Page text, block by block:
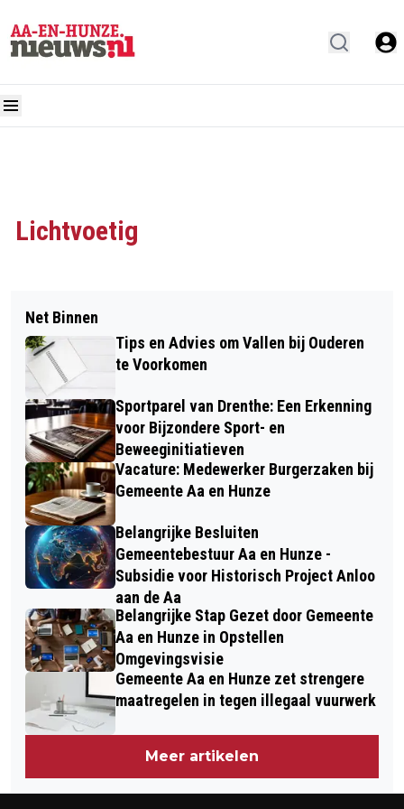
Lichtvoetig
Net Binnen
Tips en Advies om Vallen bij Ouderen
te Voorkomen
Sportparel van Drenthe: Een Erkenning
voor Bijzondere Sport- en
Beweeginitiatieven
Vacature: Medewerker Burgerzaken bij
Gemeente Aa en Hunze
Belangrijke Besluiten
Gemeentebestuur Aa en Hunze -
Subsidie voor Historisch Project Anloo
aan de Aa
Belangrijke Stap Gezet door Gemeente
Aa en Hunze in Opstellen
Omgevingsvisie
Gemeente Aa en Hunze zet strengere
maatregelen in tegen illegaal vuurwerk
Meer artikelen